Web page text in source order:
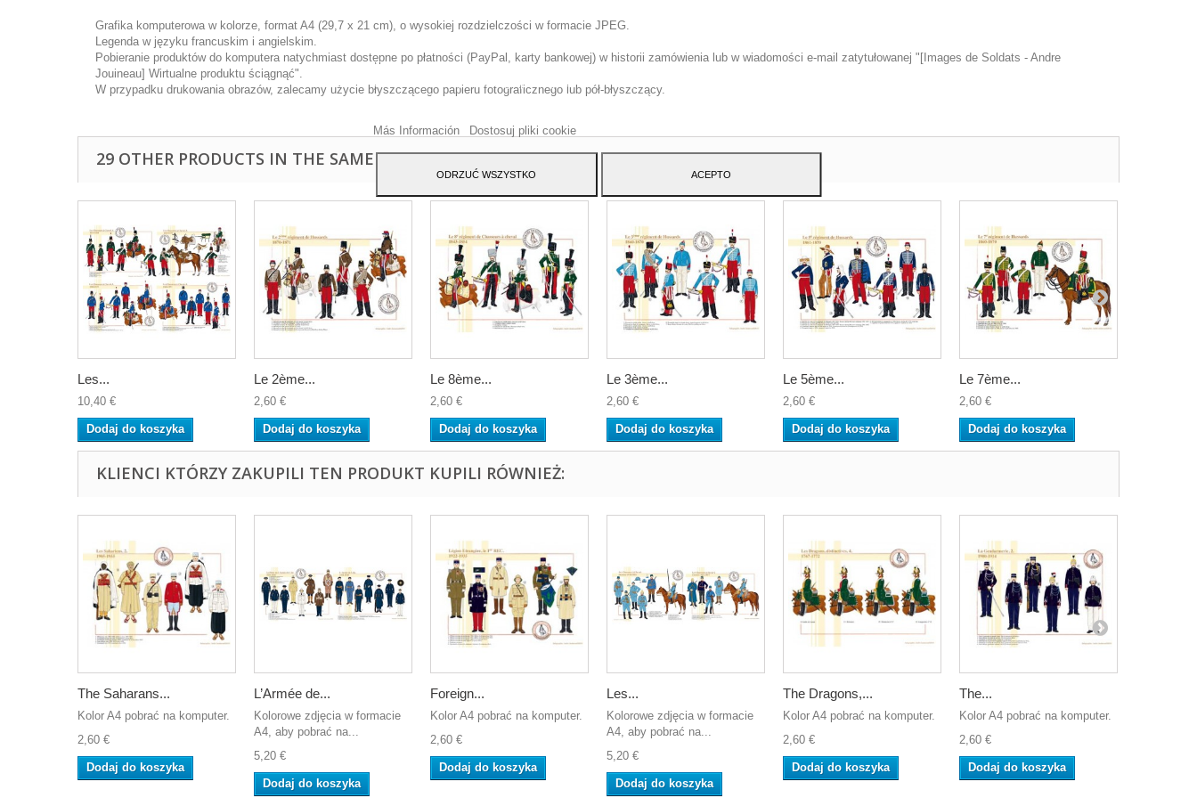
Grafika komputerowa w kolorze, format A4 (29,7 x 21 cm), o wysokiej rozdzielczości w formacie JPEG.
Legenda w języku francuskim i angielskim.
Pobieranie produktów do komputera natychmiast dostępne po płatności (PayPal, karty bankowej) w historii zamówienia lub w wiadomości e-mail zatytułowanej "[Images de Soldats - Andre
Jouineau] Wirtualne produktu ściągnąć".
W przypadku drukowania obrazów, zalecamy użycie błyszczącego papieru fotograficznego lub pół-błyszczący.
29 OTHER PRODUCTS IN THE SAME CATEGORY:
Les...
10,40 €
Dodaj do koszyka
Le 2ème...
2,60 €
Dodaj do koszyka
Le 8ème...
2,60 €
Dodaj do koszyka
Le 3ème...
2,60 €
Dodaj do koszyka
Le 5ème...
2,60 €
Dodaj do koszyka
Le 7ème...
2,60 €
Dodaj do koszyka
KLIENCI KTÓRZY ZAKUPILI TEN PRODUKT KUPILI RÓWNIEŻ:
The Saharans...
Kolor A4 pobrać na komputer.
2,60 €
Dodaj do koszyka
L’Armée de...
Kolorowe zdjęcia w formacie
A4, aby pobrać na...
5,20 €
Dodaj do koszyka
Foreign...
Kolor A4 pobrać na komputer.
2,60 €
Dodaj do koszyka
Les...
Kolorowe zdjęcia w formacie
A4, aby pobrać na...
5,20 €
Dodaj do koszyka
The Dragons,...
Kolor A4 pobrać na komputer.
2,60 €
Dodaj do koszyka
The...
Kolor A4 pobrać na komputer.
2,60 €
Dodaj do koszyka
Ta witryna korzysta z w?asnych plików cookie i plików cookie stron trzecich w celu
ulepszenia naszych us?ug i pokazywa? Ci reklamy zwi?zane z Twoimi preferencjami,
analizuj?c Twoje nawyki nawigacja. Aby wyrazi? zgod? na jego u?ycie, naci?nij
Más Información
Dostosuj pliki cookie
ODRZUĆ WSZYSTKO ACEPTO